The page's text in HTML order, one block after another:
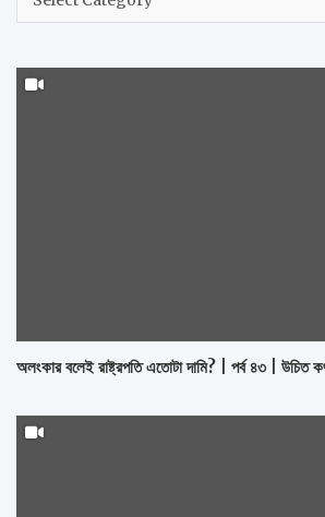
করুন
অলংকার বলেই রাষ্ট্রপতি এতোটা দামি? | পর্ব ৪৩ | উচিত